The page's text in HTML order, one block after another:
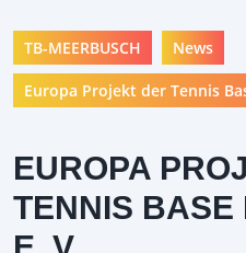
TB-MEERBUSCH News
Europa Projekt der Tennis
EUROPA
TENNIS BASE